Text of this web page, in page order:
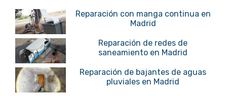
Reparación con manga continua en
Madrid
Reparación de redes de
saneamiento en Madrid
Reparación de bajantes de aguas
pluviales en Madrid